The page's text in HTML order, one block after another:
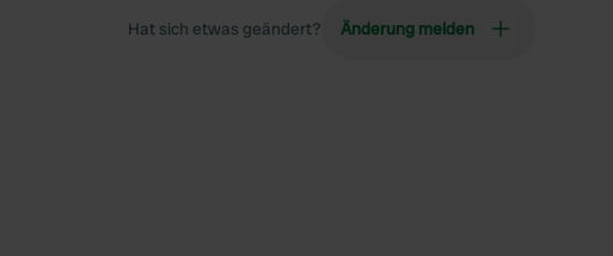
Hat sich etwas geändert? Änderung melden